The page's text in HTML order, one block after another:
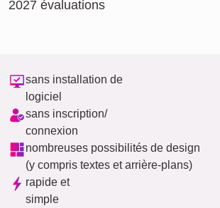
2027 évaluations
sans installation de
logiciel
sans inscription/
connexion
nombreuses possibilités de design
(y compris textes et arrière-plans)
rapide et
simple